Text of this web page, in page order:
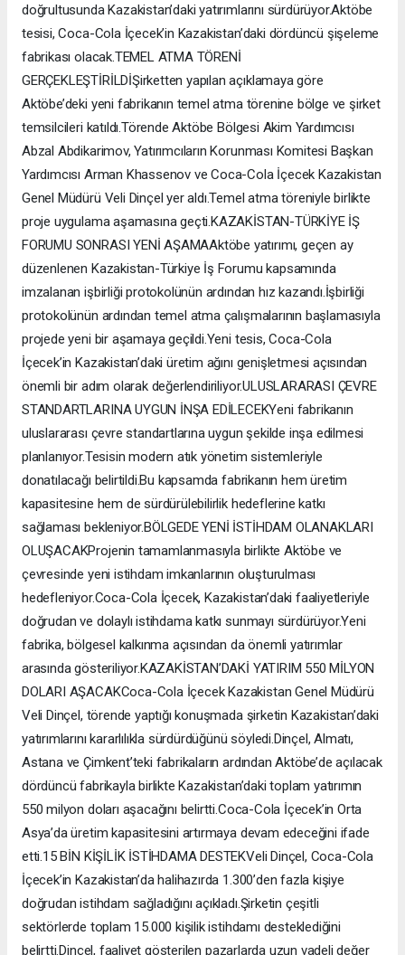
doğrultusunda Kazakistan’daki yatırımlarını sürdürüyor.Aktöbe
tesisi, Coca-Cola İçecek’in Kazakistan’daki dördüncü şişeleme
fabrikası olacak.TEMEL ATMA TÖRENİ
GERÇEKLEŞTİRİLDİŞirketten yapılan açıklamaya göre
Aktöbe’deki yeni fabrikanın temel atma törenine bölge ve şirket
temsilcileri katıldı.Törende Aktöbe Bölgesi Akim Yardımcısı
Abzal Abdikarimov, Yatırımcıların Korunması Komitesi Başkan
Yardımcısı Arman Khassenov ve Coca-Cola İçecek Kazakistan
Genel Müdürü Veli Dinçel yer aldı.Temel atma töreniyle birlikte
proje uygulama aşamasına geçti.KAZAKİSTAN-TÜRKİYE İŞ
FORUMU SONRASI YENİ AŞAMAAktöbe yatırımı, geçen ay
düzenlenen Kazakistan-Türkiye İş Forumu kapsamında
imzalanan işbirliği protokolünün ardından hız kazandı.İşbirliği
protokolünün ardından temel atma çalışmalarının başlamasıyla
projede yeni bir aşamaya geçildi.Yeni tesis, Coca-Cola
İçecek’in Kazakistan’daki üretim ağını genişletmesi açısından
önemli bir adım olarak değerlendiriliyor.ULUSLARARASI ÇEVRE
STANDARTLARINA UYGUN İNŞA EDİLECEKYeni fabrikanın
uluslararası çevre standartlarına uygun şekilde inşa edilmesi
planlanıyor.Tesisin modern atık yönetim sistemleriyle
donatılacağı belirtildi.Bu kapsamda fabrikanın hem üretim
kapasitesine hem de sürdürülebilirlik hedeflerine katkı
sağlaması bekleniyor.BÖLGEDE YENİ İSTİHDAM OLANAKLARI
OLUŞACAKProjenin tamamlanmasıyla birlikte Aktöbe ve
çevresinde yeni istihdam imkanlarının oluşturulması
hedefleniyor.Coca-Cola İçecek, Kazakistan’daki faaliyetleriyle
doğrudan ve dolaylı istihdama katkı sunmayı sürdürüyor.Yeni
fabrika, bölgesel kalkınma açısından da önemli yatırımlar
arasında gösteriliyor.KAZAKİSTAN’DAKİ YATIRIM 550 MİLYON
DOLARI AŞACAKCoca-Cola İçecek Kazakistan Genel Müdürü
Veli Dinçel, törende yaptığı konuşmada şirketin Kazakistan’daki
yatırımlarını kararlılıkla sürdürdüğünü söyledi.Dinçel, Almatı,
Astana ve Çimkent’teki fabrikaların ardından Aktöbe’de açılacak
dördüncü fabrikayla birlikte Kazakistan’daki toplam yatırımın
550 milyon doları aşacağını belirtti.Coca-Cola İçecek’in Orta
Asya’da üretim kapasitesini artırmaya devam edeceğini ifade
etti.15 BİN KİŞİLİK İSTİHDAMA DESTEKVeli Dinçel, Coca-Cola
İçecek’in Kazakistan’da halihazırda 1.300’den fazla kişiye
doğrudan istihdam sağladığını açıkladı.Şirketin çeşitli
sektörlerde toplam 15.000 kişilik istihdamı desteklediğini
belirtti.Dinçel, faaliyet gösterilen pazarlarda uzun vadeli değer